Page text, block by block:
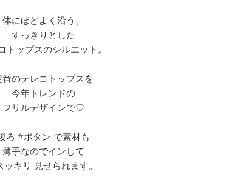
体にほどよく沿う、
すっきりとした
トップスのシルエット。
番のテレコトップスを
今年トレンドの
フリルデザインで♡
ろ #ボタン で素材も
薄手なのでインして
ッキリ 見せられます。